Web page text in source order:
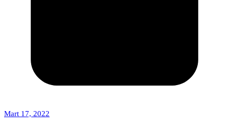
Mart 17, 2022